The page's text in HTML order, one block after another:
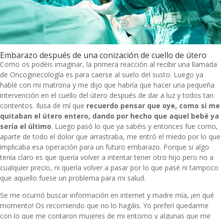
Embarazo después de una conización de cuello de útero
Como os podéis imaginar, la primera reacción al recibir una llamada
de Oncoginecología es para caerse al suelo del susto. Luego ya
hablé con mi matrona y me dijo que habría que hacer una pequeña
intervención en el cuello del útero después de dar a luz y todos tan
contentos. Ilusa de mí que recuerdo pensar que oye, como si me
quitaban el útero entero, dando por hecho que aquel bebé ya
sería el último. Luego pasó lo que ya sabéis y entonces fue como,
aparte de todo el dolor que arrastraba, me entró el miedo por lo que
implicaba esa operación para un futuro embarazo. Porque si algo
tenía claro es que quería volver a intentar tener otro hijo pero no a
cualquier precio, ni quería volver a pasar por lo que pasé ni tampoco
que aquello fuese un problema para mi salud.
Se me ocurrió buscar información en internet y madre mía, ¡en qué
momento! Os recomiendo que no lo hagáis. Yo preferí quedarme
con lo que me contaron mujeres de mi entorno y algunas que me